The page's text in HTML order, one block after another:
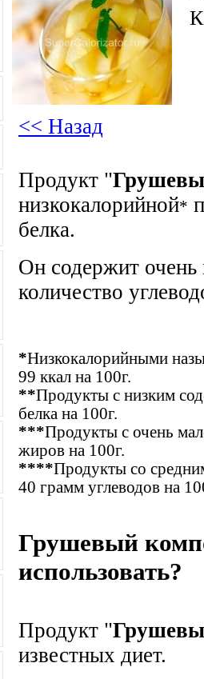
<< Назад
Продукт "
низкокалорийной*
белка.
Он содержит очень
количество
*Низкокалорийными
99 ккал на 100г.
**Продукты с низким
белка на 100г.
***Продукты с очень
жиров на 100г.
****Продукты со
40 грамм углеводов на
Грушевый
использовать?
Продукт "
известных диет.